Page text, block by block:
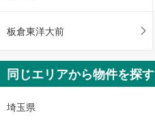
板倉東洋大前
同じエリアから物件を探す
埼玉県